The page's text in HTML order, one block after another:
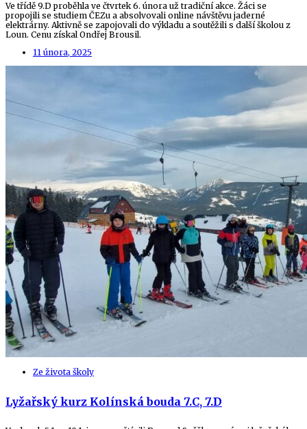
Ve třídě 9.D proběhla ve čtvrtek 6. února už tradiční akce. Žáci se
propojili se studiem ČEZu a absolvovali online návštěvu jaderné
elektrárny. Aktivně se zapojovali do výkladu a soutěžili s další školou z
Loun. Cenu získal Ondřej Brousil.
11 února, 2025
Ze života školy
Lyžařský kurz Kolínská bouda 7.C, 7.D